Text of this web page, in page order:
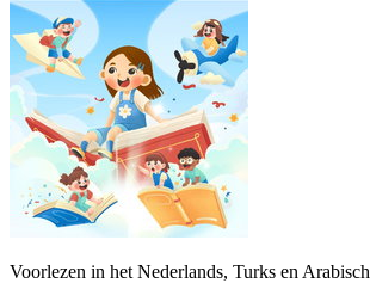
Voorlezen in het Nederlands, Turks en Arabisch